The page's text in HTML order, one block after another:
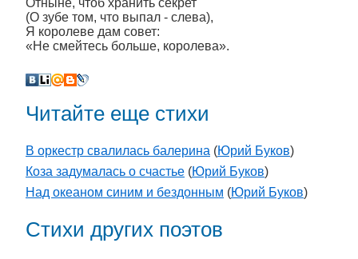
Отныне, чтоб хранить секрет
(О зубе том, что выпал - слева),
Я королеве дам совет:
«Не смейтесь больше, королева».
Читайте еще стихи
В оркестр свалилась балерина (Юрий Буков)
Коза задумалась о счастье (Юрий Буков)
Над океаном синим и бездонным (Юрий Буков)
Стихи других поэтов